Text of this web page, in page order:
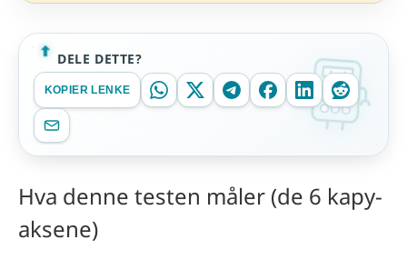
DELE DETTE?
KOPIER LENKE
Hva denne testen måler (de 6 kapy-
aksene)